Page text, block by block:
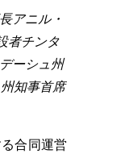
アニル・
者チンタ
ーシュ州
知事首席
合同運営